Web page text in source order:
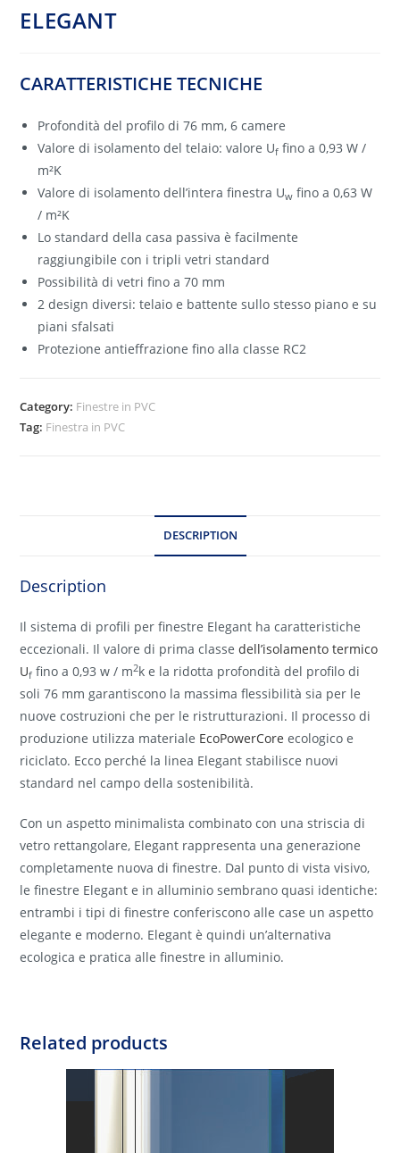
ELEGANT
CARATTERISTICHE TECNICHE
Profondità del profilo di 76 mm, 6 camere
Valore di isolamento del telaio: valore Uf fino a 0,93 W /
m²K
Valore di isolamento dell’intera finestra Uw fino a 0,63 W
/ m²K
Lo standard della casa passiva è facilmente
raggiungibile con i tripli vetri standard
Possibilità di vetri fino a 70 mm
2 design diversi: telaio e battente sullo stesso piano e su
piani sfalsati
Protezione antieffrazione fino alla classe RC2
Category: Finestre in PVC
Tag: Finestra in PVC
DESCRIPTION
Description
Il sistema di profili per finestre Elegant ha caratteristiche
eccezionali. Il valore di prima classedell’isolamento termico
Uf fino a 0,93 w / m2k e la ridotta profondità del profilo di
soli 76 mm garantiscono la massima flessibilità sia per le
nuove costruzioni che per le ristrutturazioni. Il processo di
produzione utilizza materiale EcoPowerCore ecologico e
riciclato. Ecco perché la linea Elegant stabilisce nuovi
standard nel campo della sostenibilità.
Con un aspetto minimalista combinato con una striscia di
vetro rettangolare, Elegant rappresenta una generazione
completamente nuova di finestre. Dal punto di vista visivo,
le finestre Elegant e in alluminio sembrano quasi identiche:
entrambi i tipi di finestre conferiscono alle case un aspetto
elegante e moderno. Elegant è quindi un’alternativa
ecologica e pratica alle finestre in alluminio.
Related products